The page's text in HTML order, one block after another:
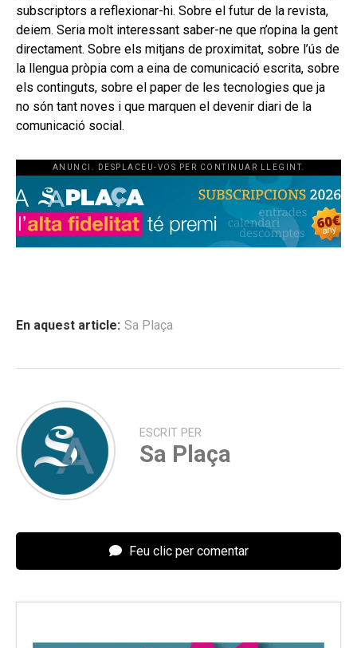
subscriptors a reflexionar-hi. Sobre el futur de la revista,
deiem. Seria molt interessant saber-ne que n’opina la gent
directament. Sobre els mitjans de proximitat, sobre l’ús de
la llengua pròpia com a eina de comunicació escrita, sobre
els continguts, sobre el paper de les tecnologies que ja
no són tant noves i que marquen el devenir diari de la
comunicació social.
ANUNCI. DESPLACEU-VOS PER CONTINUAR LLEGINT.
En aquest article: Sa Plaça
ESCRIT PER
Sa Plaça
Feu clic per comentar